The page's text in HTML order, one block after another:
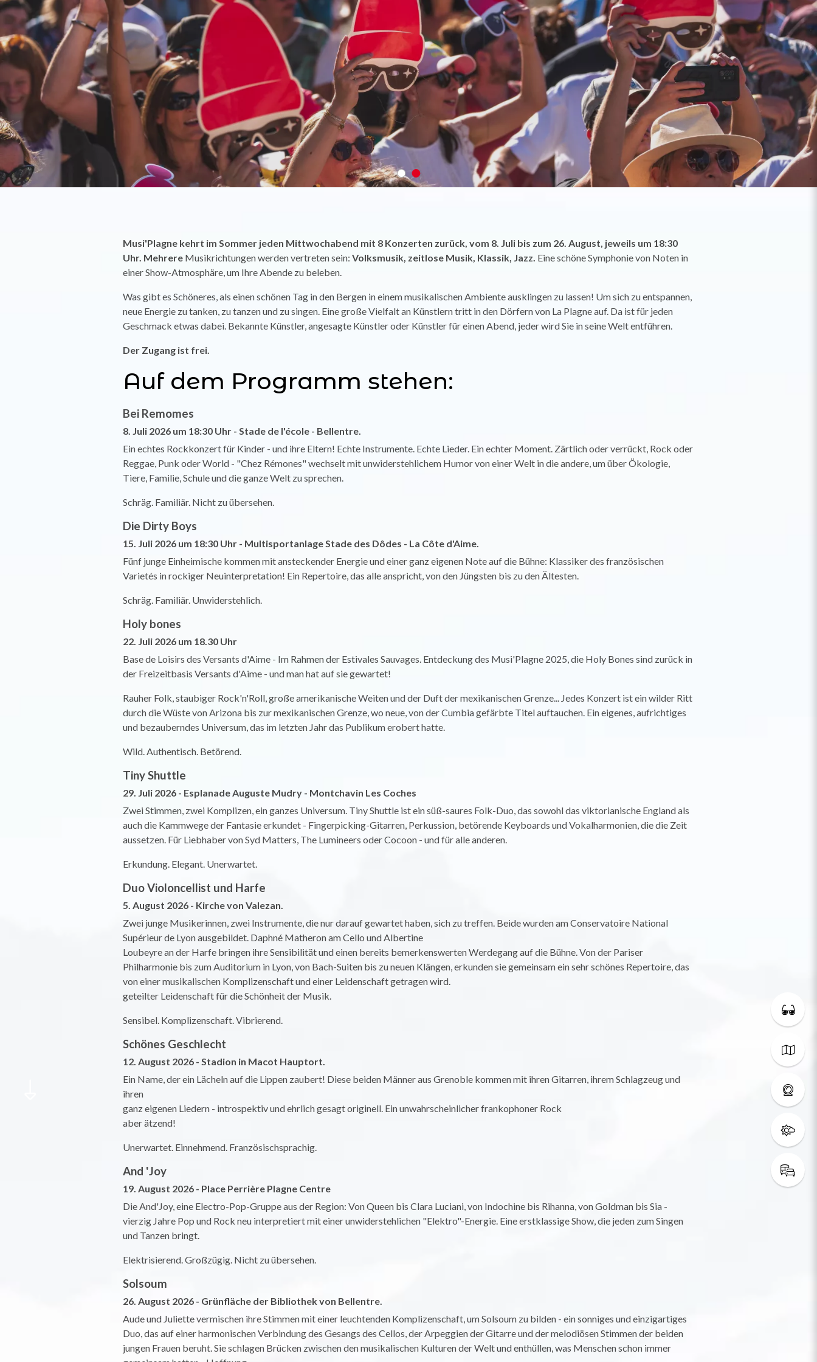
Musi'Plagne kehrt im Sommer jeden Mittwochabend mit 8 Konzerten zurück, vom 8. Juli bis zum 26. August, jeweils um 18:30
Uhr. Mehrere Musikrichtungen werden vertreten sein: Volksmusik, zeitlose Musik, Klassik, Jazz. Eine schöne Symphonie von Noten in
einer Show-Atmosphäre, um Ihre Abende zu beleben.
Was gibt es Schöneres, als einen schönen Tag in den Bergen in einem musikalischen Ambiente ausklingen zu lassen! Um sich zu entspannen,
neue Energie zu tanken, zu tanzen und zu singen. Eine große Vielfalt an Künstlern tritt in den Dörfern von La Plagne auf. Da ist für jeden
Geschmack etwas dabei. Bekannte Künstler, angesagte Künstler oder Künstler für einen Abend, jeder wird Sie in seine Welt entführen.
Der Zugang ist frei.
Auf dem Programm stehen:
Bei Remomes
8. Juli 2026 um 18:30 Uhr - Stade de l'école - Bellentre.
Ein echtes Rockkonzert für Kinder - und ihre Eltern! Echte Instrumente. Echte Lieder. Ein echter Moment. Zärtlich oder verrückt, Rock oder
Reggae, Punk oder World - "Chez Rémones" wechselt mit unwiderstehlichem Humor von einer Welt in die andere, um über Ökologie,
Tiere, Familie, Schule und die ganze Welt zu sprechen.
Schräg. Familiär. Nicht zu übersehen.
Die Dirty Boys
15. Juli 2026 um 18:30 Uhr - Multisportanlage Stade des Dôdes - La Côte d'Aime.
Fünf junge Einheimische kommen mit ansteckender Energie und einer ganz eigenen Note auf die Bühne: Klassiker des französischen
Varietés in rockiger Neuinterpretation! Ein Repertoire, das alle anspricht, von den Jüngsten bis zu den Ältesten.
Schräg. Familiär. Unwiderstehlich.
Holy bones
22. Juli 2026 um 18.30 Uhr
Base de Loisirs des Versants d'Aime - Im Rahmen der Estivales Sauvages. Entdeckung des Musi'Plagne 2025, die Holy Bones sind zurück in
der Freizeitbasis Versants d'Aime - und man hat auf sie gewartet!
Rauher Folk, staubiger Rock'n'Roll, große amerikanische Weiten und der Duft der mexikanischen Grenze... Jedes Konzert ist ein wilder Ritt
durch die Wüste von Arizona bis zur mexikanischen Grenze, wo neue, von der Cumbia gefärbte Titel auftauchen. Ein eigenes, aufrichtiges
und bezauberndes Universum, das im letzten Jahr das Publikum erobert hatte.
Wild. Authentisch. Betörend.
Tiny Shuttle
29. Juli 2026 - Esplanade Auguste Mudry - Montchavin Les Coches
Zwei Stimmen, zwei Komplizen, ein ganzes Universum. Tiny Shuttle ist ein süß-saures Folk-Duo, das sowohl das viktorianische England als
auch die Kammwege der Fantasie erkundet - Fingerpicking-Gitarren, Perkussion, betörende Keyboards und Vokalharmonien, die die Zeit
aussetzen. Für Liebhaber von Syd Matters, The Lumineers oder Cocoon - und für alle anderen.
Erkundung. Elegant. Unerwartet.
Duo Violoncellist und Harfe
5. August 2026 - Kirche von Valezan.
Zwei junge Musikerinnen, zwei Instrumente, die nur darauf gewartet haben, sich zu treffen. Beide wurden am Conservatoire National
Supérieur de Lyon ausgebildet. Daphné Matheron am Cello und Albertine
Loubeyre an der Harfe bringen ihre Sensibilität und einen bereits bemerkenswerten Werdegang auf die Bühne. Von der Pariser
Philharmonie bis zum Auditorium in Lyon, von Bach-Suiten bis zu neuen Klängen, erkunden sie gemeinsam ein sehr schönes Repertoire, das
von einer musikalischen Komplizenschaft und einer Leidenschaft getragen wird.
geteilter Leidenschaft für die Schönheit der Musik.
Sensibel. Komplizenschaft. Vibrierend.
Schönes Geschlecht
12. August 2026 - Stadion in Macot Hauptort.
Ein Name, der ein Lächeln auf die Lippen zaubert! Diese beiden Männer aus Grenoble kommen mit ihren Gitarren, ihrem Schlagzeug und
ihren
ganz eigenen Liedern - introspektiv und ehrlich gesagt originell. Ein unwahrscheinlicher frankophoner Rock
aber ätzend!
Unerwartet. Einnehmend. Französischsprachig.
And 'Joy
19. August 2026 - Place Perrière Plagne Centre
Die And'Joy, eine Electro-Pop-Gruppe aus der Region: Von Queen bis Clara Luciani, von Indochine bis Rihanna, von Goldman bis Sia -
vierzig Jahre Pop und Rock neu interpretiert mit einer unwiderstehlichen "Elektro"-Energie. Eine erstklassige Show, die jeden zum Singen
und Tanzen bringt.
Elektrisierend. Großzügig. Nicht zu übersehen.
Solsoum
26. August 2026 - Grünfläche der Bibliothek von Bellentre.
Aude und Juliette vermischen ihre Stimmen mit einer leuchtenden Komplizenschaft, um Solsoum zu bilden - ein sonniges und einzigartiges
Duo, das auf einer harmonischen Verbindung des Gesangs des Cellos, der Arpeggien der Gitarre und der melodiösen Stimmen der beiden
jungen Frauen beruht. Sie schlagen Brücken zwischen den musikalischen Kulturen der Welt und enthüllen, was Menschen schon immer